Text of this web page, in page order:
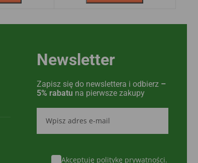
Newsletter
Zapisz się do newslettera i odbierz –
5% rabatu na pierwsze zakupy
Akceptuję politykę prywatności.